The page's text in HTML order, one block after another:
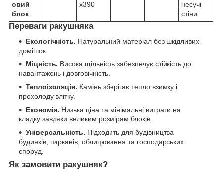
овий
блок
х390
несучі
стіни
Переваги ракушняка
Екологічність. Натуральний матеріал без шкідливих
домішок.
Міцність. Висока щільність забезпечує стійкість до
навантажень і довговічність.
Теплоізоляція. Камінь зберігає тепло взимку і
прохолоду влітку.
Економія. Низька ціна та мінімальні витрати на
кладку завдяки великим розмірам блоків.
Універсальність. Підходить для будівництва
будинків, парканів, облицювання та господарських
споруд.
Як замовити ракушняк?